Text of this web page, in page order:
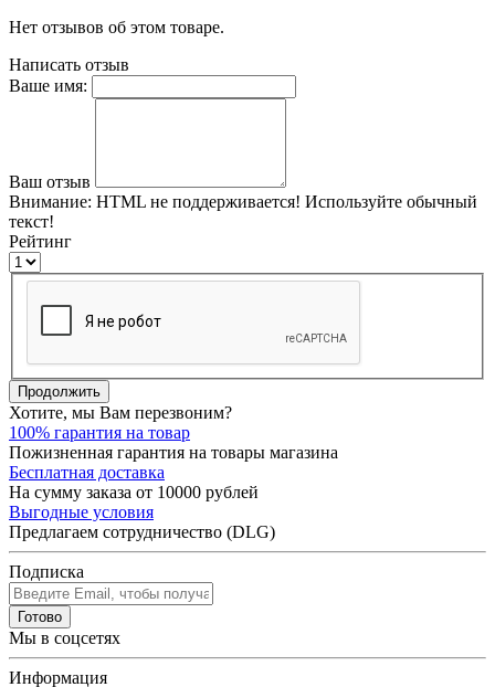
Нет отзывов об этом товаре.
Написать отзыв
Ваше имя:
Ваш отзыв
Внимание: HTML не поддерживается! Используйте обычный
текст!
Рейтинг
Продолжить
Хотите, мы Вам перезвоним?
100% гарантия на товар
Пожизненная гарантия на товары магазина
Бесплатная доставка
На сумму заказа от 10000 рублей
Выгодные условия
Предлагаем сотрудничество (DLG)
Подписка
Готово
Мы в соцсетях
Информация